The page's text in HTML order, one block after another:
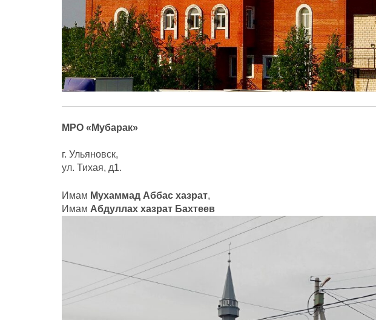
МРО «Мубарак»
г. Ульяновск,
ул. Тихая, д1.
Имам Мухаммад Аббас хазрат,
Имам Абдуллах хазрат Бахтеев